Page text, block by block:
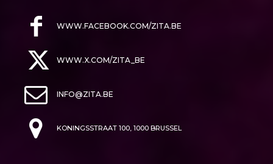
WWW.FACEBOOK.COM/ZITA.BE
WWW.X.COM/ZITA_BE
INFO@ZITA.BE
KONINGSSTRAAT 100, 1000 BRUSSEL